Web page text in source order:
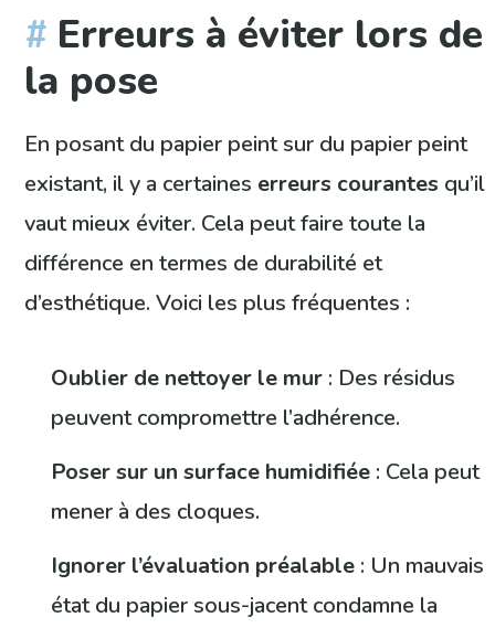
Erreurs à éviter lors de
la pose
En posant du papier peint sur du papier peint
existant, il y a certaines erreurs courantes qu’il
vaut mieux éviter. Cela peut faire toute la
différence en termes de durabilité et
d’esthétique. Voici les plus fréquentes :
Oublier de nettoyer le mur : Des résidus
peuvent compromettre l’adhérence.
Poser sur un surface humidifiée : Cela peut
mener à des cloques.
Ignorer l’évaluation préalable : Un mauvais
état du papier sous-jacent condamne la